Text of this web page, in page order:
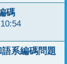
碼
系編碼問題